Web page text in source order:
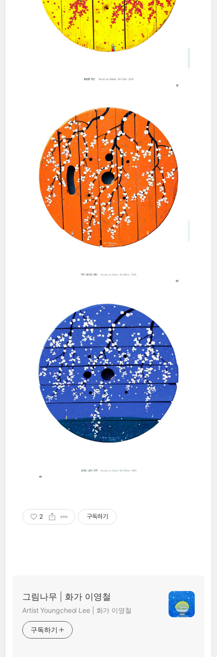
2 구독하기
그림나무 | 화가 이영철
Artist Youngcheol Lee | 화가 이영철
구독하기